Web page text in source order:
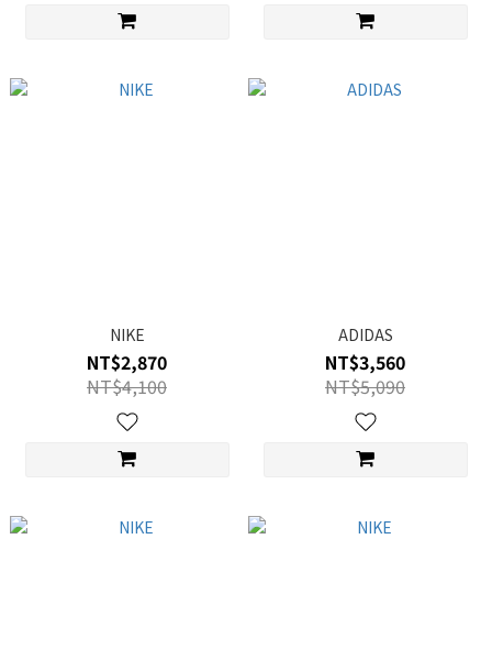
NIKE
NT$2,870
NT$4,100
ADIDAS
NT$3,560
NT$5,090